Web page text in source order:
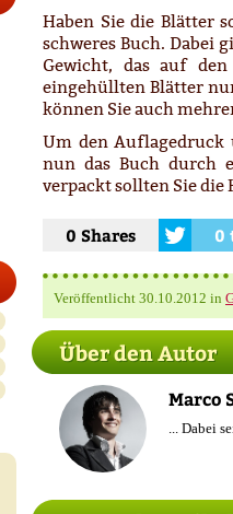
Haben Sie die Blätter
schweres Buch. Dabei
Gewicht, das auf
eingehüllten Blätter
können Sie auch
Um den Auflagedruck
nun das Buch durch
verpackt sollten Sie die
0 Shares 0
Veröffentlicht 30.10.2012 in
Über den Autor
Marco
... Dabei